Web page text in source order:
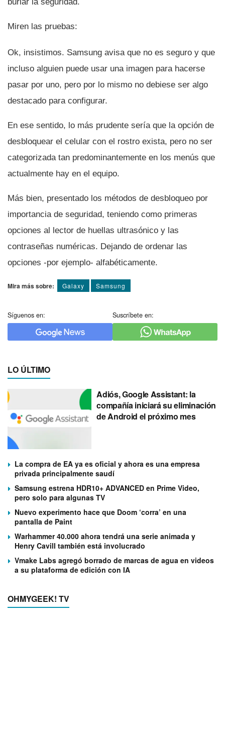
Miren las pruebas:
Ok, insistimos. Samsung avisa que no es seguro y que
incluso alguien puede usar una imagen para hacerse
pasar por uno, pero por lo mismo no debiese ser algo
destacado para configurar.
En ese sentido, lo más prudente serí­a que la opción de
desbloquear el celular con el rostro exista, pero no ser
categorizada tan predominantemente en los menús que
actualmente hay en el equipo.
Más bien, presentado los métodos de desbloqueo por
importancia de seguridad, teniendo como primeras
opciones al lector de huellas ultrasónico y las
contraseñas numéricas. Dejando de ordenar las
opciones -por ejemplo- alfabéticamente.
Mira más sobre: Galaxy Samsung
Síguenos en: Suscríbete en:
LO ÚLTIMO
Adiós, Google Assistant: la
compañía iniciará su eliminación
de Android el próximo mes
La compra de EA ya es oficial y ahora es una empresa
privada principalmente saudí
Samsung estrena HDR10+ ADVANCED en Prime Video,
pero solo para algunas TV
Nuevo experimento hace que Doom ‘corra’ en una
pantalla de Paint
Warhammer 40.000 ahora tendrá una serie animada y
Henry Cavill también está involucrado
Vmake Labs agregó borrado de marcas de agua en videos
a su plataforma de edición con IA
OHMYGEEK! TV